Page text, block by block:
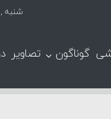
شنبه , ۱۷ مرداد ۱۴۰۵
گوناگون تصاویر